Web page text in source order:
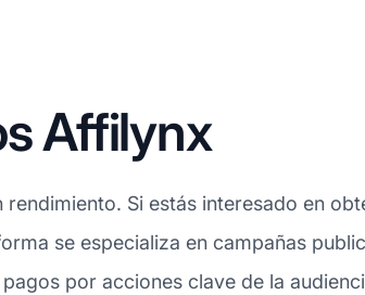
Affilynx
Si estás interesado en
se especializa en campañas
por acciones clave de la